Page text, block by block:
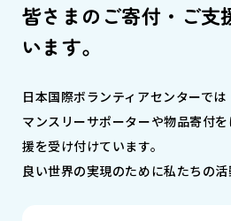
皆さまのご寄付・ご支
います。
日本国際ボランティアセンターでは
マンスリーサポーターや物品寄付
援を受け付けています。
良い世界の実現のために私たちの活